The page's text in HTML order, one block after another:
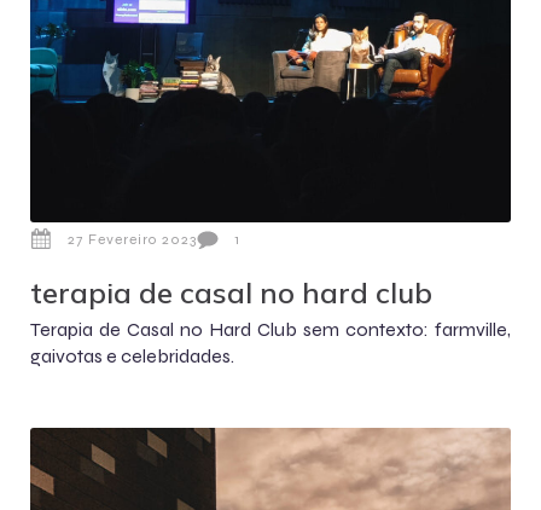
27 Fevereiro 2023 1
terapia de casal no hard club
Terapia de Casal no Hard Club sem contexto: farmville,
gaivotas e celebridades.